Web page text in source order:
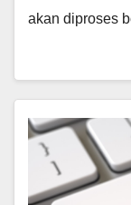
akan diproses